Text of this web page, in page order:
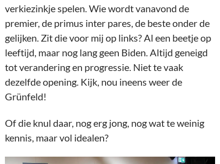
verkiezinkje spelen. Wie wordt vanavond de
premier, de primus inter pares, de beste onder de
gelijken. Zit die voor mij op links? Al een beetje op
leeftijd, maar nog lang geen Biden. Altijd geneigd
tot verandering en progressie. Niet te vaak
dezelfde opening. Kijk, nou ineens weer de
Grünfeld!
Of die knul daar, nog erg jong, nog wat te weinig
kennis, maar vol idealen?